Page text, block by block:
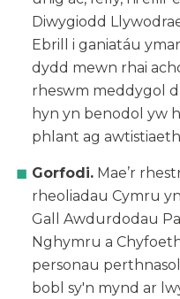
Diwygiodd
Ebrill i ganiatáu
dydd mewn rhai
rheswm meddygol
hyn yn benodol yw
phlant ag
Gorfodi. Mae’r
rheoliadau Cymru
Gall Awdurdodau
Nghymru a
personau
bobl sy'n mynd ar